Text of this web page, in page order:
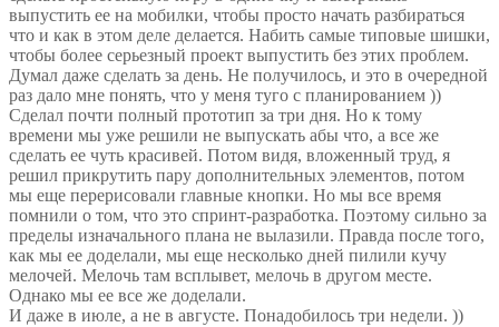
выпустить ее на мобилки, чтобы просто начать разбираться
что и как в этом деле делается. Набить самые типовые шишки,
чтобы более серьезный проект выпустить без этих проблем.
Думал даже сделать за день. Не получилось, и это в очередной
раз дало мне понять, что у меня туго с планированием ))
Сделал почти полный прототип за три дня. Но к тому
времени мы уже решили не выпускать абы что, а все же
сделать ее чуть красивей. Потом видя, вложенный труд, я
решил прикрутить пару дополнительных элементов, потом
мы еще перерисовали главные кнопки. Но мы все время
помнили о том, что это спринт-разработка. Поэтому сильно за
пределы изначального плана не вылазили. Правда после того,
как мы ее доделали, мы еще несколько дней пилили кучу
мелочей. Мелочь там всплывет, мелочь в другом месте.
Однако мы ее все же доделали.
И даже в июле, а не в августе. Понадобилось три недели. ))